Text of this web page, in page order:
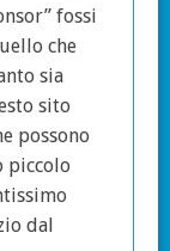
fossi
che
sia
sito
possono
piccolo
dal